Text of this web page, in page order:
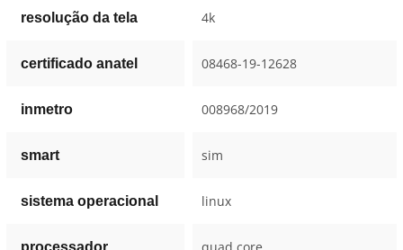
resolução da tela 4k
certificado anatel 08468-19-12628
inmetro 008968/2019
smart sim
sistema operacional linux